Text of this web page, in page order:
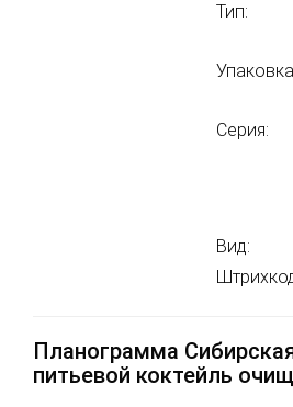
Тип:
Серия:
Вид:
Планограмма
питьевой коктейль